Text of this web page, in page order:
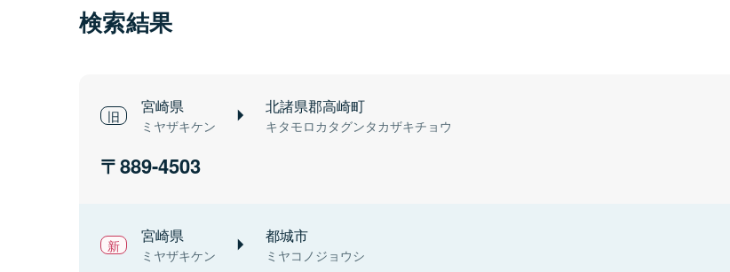
検索結果
宮崎県
ミヤザキケン
北諸県郡高崎町
キタモロカタグンタカザキチョウ
889-4503
宮崎県
ミヤザキケン
都城市
ミヤコノジョウシ